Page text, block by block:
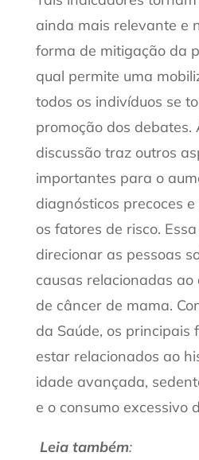
ainda mais relevante e
forma de mitigação da
qual permite uma
todos os indivíduos se
promoção dos debates.
discussão traz outros
importantes para o
diagnósticos precoces
os fatores de risco.
direcionar as pessoas
causas relacionadas
de câncer de mama.
da Saúde, os principais
estar relacionados ao
idade avançada,
e o consumo excessivo
Leia também: